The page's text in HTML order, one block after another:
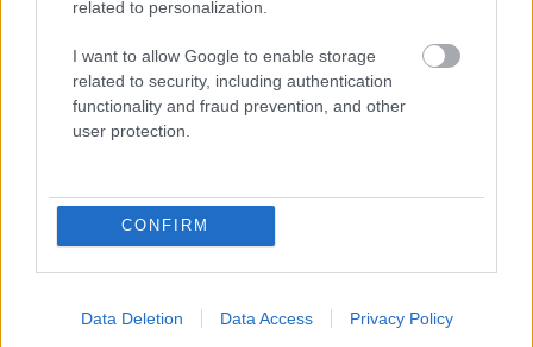
related to personalization.
I want to allow Google to enable storage
related to security, including authentication
functionality and fraud prevention, and other
user protection.
CONFIRM
Data Deletion Data Access Privacy Policy
Μετάλλιο για τον Γυμναστικό Σύλλογο Δύμης στο
Πανελλήνιο Πρωτάθλημα Πίστας